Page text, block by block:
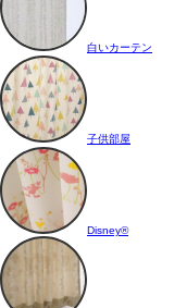
白いカーテン
子供部屋
Disney®